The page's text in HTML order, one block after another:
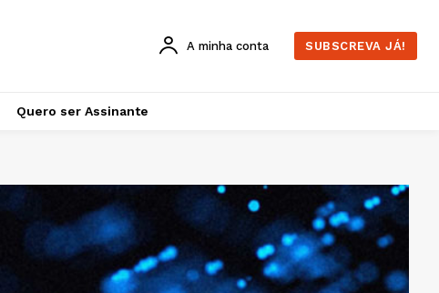
A minha conta SUBSCREVA JÁ!
Quero ser Assinante